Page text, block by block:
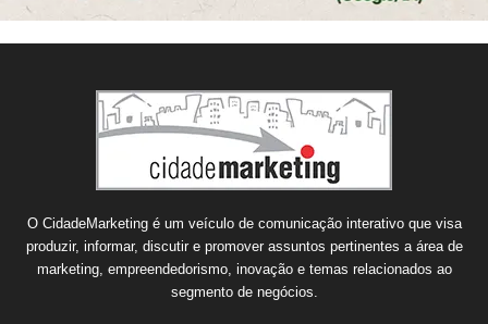
O CidadeMarketing é um veículo de comunicação interativo que visa
produzir, informar, discutir e promover assuntos pertinentes a área de
marketing, empreendedorismo, inovação e temas relacionados ao
segmento de negócios.